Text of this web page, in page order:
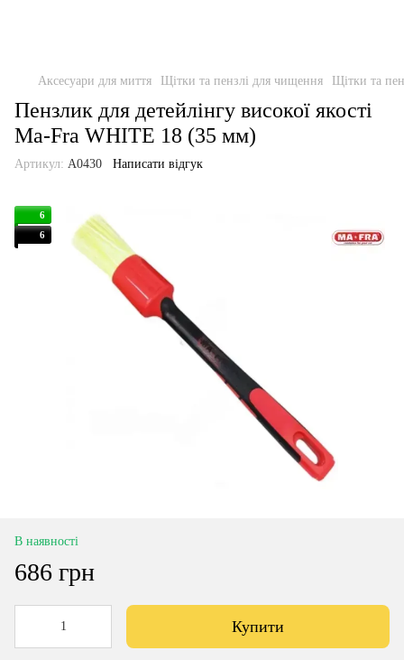
Аксесуари для миття Щітки та пензлі для чищення Щітки та
Пензлик для детейлінгу високої якості
Ma-Fra WHITE 18 (35 мм)
Артикул: A0430 Написати відгук
6
6
В наявності
686 грн
Купити